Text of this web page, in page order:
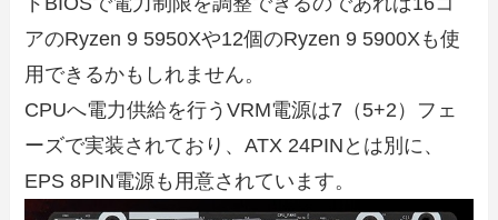
アのRyzen 9 5950Xや12個のRyzen 9 5900Xも使
用できるかもしれません。
CPUへ電力供給を行うVRM電源は7（5+2）フェ
ーズで実装されており、ATX 24PINとは別に、
EPS 8PIN電源も用意されています。